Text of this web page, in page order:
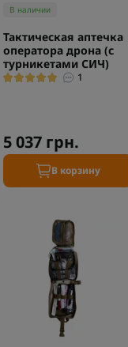
В наличии
Тактическая аптечка
оператора дрона (с
турникетами СИЧ)
1
5 037 грн.
В корзину